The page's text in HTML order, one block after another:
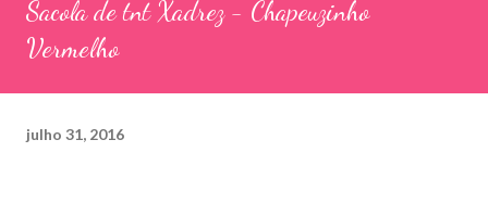
Sacola de tnt Xadrez - Chapeuzinho
Vermelho
julho 31, 2016